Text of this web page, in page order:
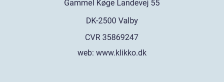
web: www.klikko.dk